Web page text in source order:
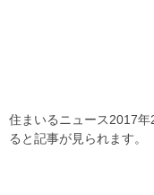
住まいるニュース2017
ると記事が見られます。